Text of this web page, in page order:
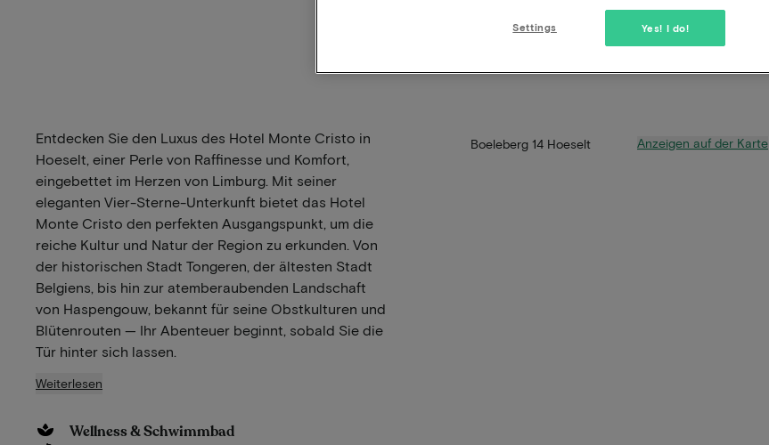
Entdecken Sie den Luxus des Hotel Monte Cristo in
Hoeselt, einer Perle von Raffinesse und Komfort,
eingebettet im Herzen von Limburg. Mit seiner
eleganten Vier-Sterne-Unterkunft bietet das Hotel
Monte Cristo den perfekten Ausgangspunkt, um die
reiche Kultur und Natur der Region zu erkunden. Von
der historischen Stadt Tongeren, der ältesten Stadt
Belgiens, bis hin zur atemberaubenden Landschaft
von Haspengouw, bekannt für seine Obstkulturen und
Blütenrouten — Ihr Abenteuer beginnt, sobald Sie die
Tür hinter sich lassen.
Weiterlesen
Wellness & Schwimmbad
Boeleberg 14 Hoeselt Anzeigen auf der Karte
Yes! I do!
Settings